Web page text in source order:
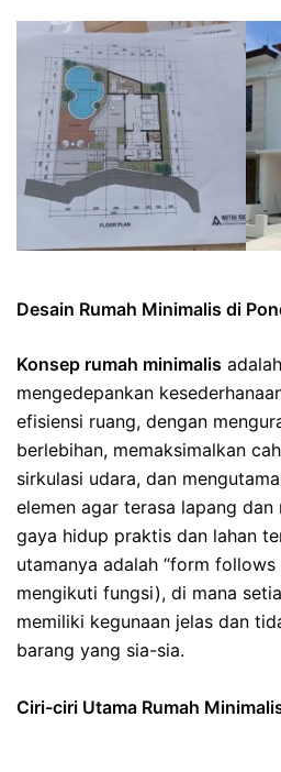
Desain Rumah Minimalis di
Konsep rumah minimalis
mengedepankan
efisiensi ruang, dengan
berlebihan, memaksimalkan
sirkulasi udara, dan
elemen agar terasa lapang
gaya hidup praktis dan lahan
utamanya adalah “form
mengikuti fungsi), di mana
memiliki kegunaan jelas dan
barang yang sia-sia.
Ciri-ciri Utama Rumah